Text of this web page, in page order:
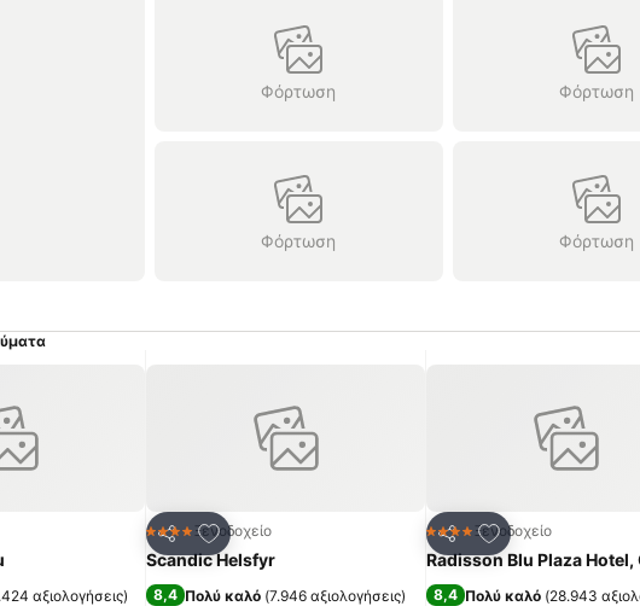
Φόρτωση Φόρτωση
Φόρτωση Φόρτωση
στα αγαπημένα
αξιολογήσεις)
Κοινοποίηση
Προσθήκη στα αγαπημένα
4 ΑστέριαΞενοδοχείο
Scandic Helsfyr
8,4 Πολύ καλό (7.946 αξιολογήσεις)
Κοινοποίηση
Προσθήκη στα
4 ΑστέριαΞενοδοχείο
Radisson Blu Plaza Hotel,
8,4 Πολύ καλό (28.943